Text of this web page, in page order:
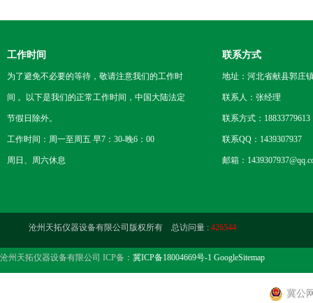
工作时间
为了避免不必要的等待，敬请注意我们的工作时
间 。以下是我们的正常工作时间，中国大陆法定
节假日除外。
工作时间：周一至周五 早7：30-晚6：00
周日、周六休息
联系方式
地址：河北省献县郭庄
联系人：张经理
联系方式：18833779613
联系QQ：1439307937
邮箱：
沧州天拓仪器设备有限公司版权所有 总访问量 : 426544
沧州天拓仪器设备有限公司 ICP备： 冀ICP备18004669号-1 GoogleSitemap
冀公